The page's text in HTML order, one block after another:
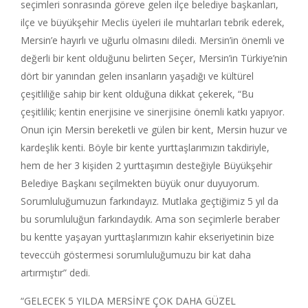
seçimleri sonrasında göreve gelen ilçe belediye başkanları,
ilçe ve büyükşehir Meclis üyeleri ile muhtarları tebrik ederek,
Mersin’e hayırlı ve uğurlu olmasını diledi. Mersin’in önemli ve
değerli bir kent olduğunu belirten Seçer, Mersin’in Türkiye’nin
dört bir yanından gelen insanların yaşadığı ve kültürel
çeşitliliğe sahip bir kent olduğuna dikkat çekerek, “Bu
çeşitlilik; kentin enerjisine ve sinerjisine önemli katkı yapıyor.
Onun için Mersin bereketli ve gülen bir kent, Mersin huzur ve
kardeşlik kenti. Böyle bir kente yurttaşlarımızın takdiriyle,
hem de her 3 kişiden 2 yurttaşımın desteğiyle Büyükşehir
Belediye Başkanı seçilmekten büyük onur duyuyorum.
Sorumluluğumuzun farkındayız. Mutlaka geçtiğimiz 5 yıl da
bu sorumluluğun farkındaydık. Ama son seçimlerle beraber
bu kentte yaşayan yurttaşlarımızın kahir ekseriyetinin bize
teveccüh göstermesi sorumluluğumuzu bir kat daha
artırmıştır” dedi.
“GELECEK 5 YILDA MERSİN’E ÇOK DAHA GÜZEL